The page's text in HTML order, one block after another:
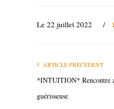
Le 22 juillet 2022 /
ARTICLE PRÉCÉDENT
*INTUITION* Rencontre
guérisseuse